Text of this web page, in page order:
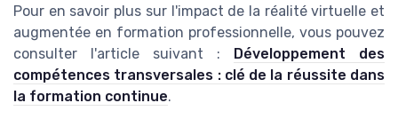
Pour en savoir plus sur l'impact de la réalité virtuelle et
augmentée en formation professionnelle, vous pouvez
consulter l'article suivant : Développement des
compétences transversales : clé de la réussite dans
la formation continue.